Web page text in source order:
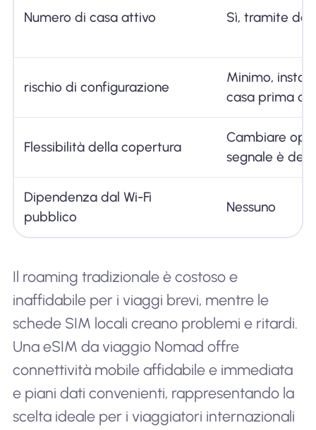
Numero di casa attivo Sì, tramite
rischio di configurazione
Minimo,
casa prima
Flessibilità della copertura
Cambiare
segnale è
Dipendenza dal Wi-Fi
pubblico
Nessuno
Il roaming tradizionale è costoso e
inaffidabile per i viaggi brevi, mentre le
schede SIM locali creano problemi e ritardi.
Una eSIM da viaggio Nomad offre
connettività mobile affidabile e immediata
e piani dati convenienti, rappresentando la
scelta ideale per i viaggiatori internazionali